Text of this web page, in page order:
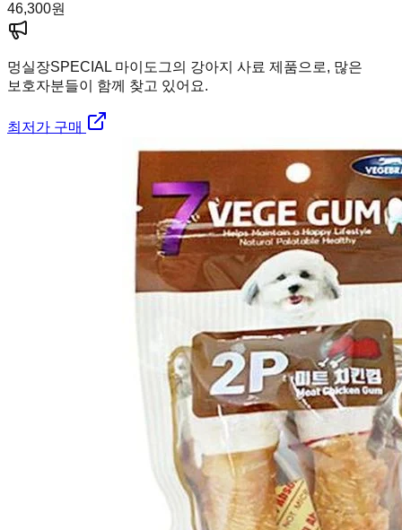
46,300원
멍실장SPECIAL 마이도그의 강아지 사료 제품으로, 많은
보호자분들이 함께 찾고 있어요.
최저가 구매